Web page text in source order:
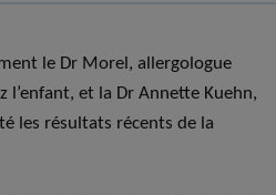
le Dr Morel, allergologue
l’enfant, et la Dr Annette Kuehn,
les résultats récents de la